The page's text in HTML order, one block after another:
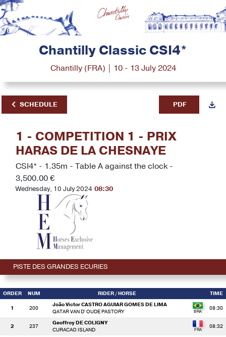
Chantilly Classic CSI4*
Chantilly (FRA) | 10 - 13 July 2024
SCHEDULE PDF
1 - COMPETITION 1 - PRIX
HARAS DE LA CHESNAYE
CSI4* - 1.35m - Table A against the clock -
3,500.00 €
Wednesday, 10 July 2024 08:30
PISTE DES GRANDES ECURIES
ORDER NUM RIDER/ HORSE TIME
1 200
João Victor CASTRO AGUIAR GOMES DE LIMA
QATAR VAN D' OUDE PASTORY
08:30
2 237
Geoffroy DE COLIGNY
CURACAO ISLAND
08:32